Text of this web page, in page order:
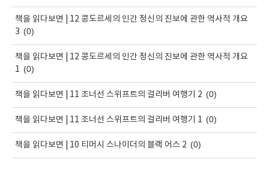
책을 읽다보면 | 12 콩도르세의 인간 정신의 진보에 관한 역사적 개요
3 (0)
책을 읽다보면 | 12 콩도르세의 인간 정신의 진보에 관한 역사적 개요
1 (0)
책을 읽다보면 | 11 조너선 스위프트의 걸리버 여행기 2 (0)
책을 읽다보면 | 11 조너선 스위프트의 걸리버 여행기 1 (0)
책을 읽다보면 | 10 티머시 스나이더의 블랙 어스 2 (0)